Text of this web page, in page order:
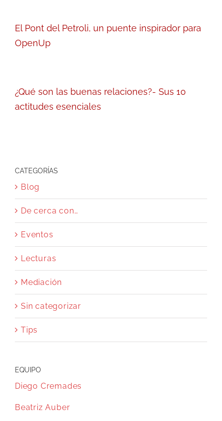
El Pont del Petroli, un puente inspirador para
OpenUp
¿Qué son las buenas relaciones?- Sus 10
actitudes esenciales
CATEGORÍAS
Blog
De cerca con…
Eventos
Lecturas
Mediación
Sin categorizar
Tips
EQUIPO
Diego Cremades
Beatriz Auber